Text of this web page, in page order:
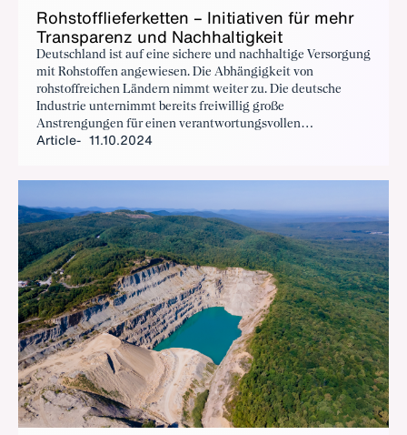
Rohstof­fliefer­ket­ten – Ini­tia­tiv­en für mehr
Trans­parenz und Nach­haltigkeit
Deutschland ist auf eine sichere und nachhaltige Versorgung
mit Rohstoffen angewiesen. Die Abhängigkeit von
rohstoffreichen Ländern nimmt weiter zu. Die deutsche
Industrie unternimmt bereits freiwillig große
Anstrengungen für einen verantwortungsvollen
Rohstoffbezug. Viele strukturelle Herausforderungen vor Ort
Article 11.10.2024